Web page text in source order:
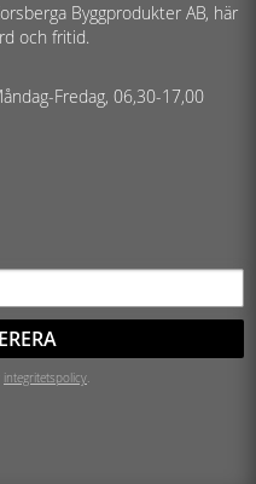
Byggprodukter AB, här
och fritid.
Fredag, 06,30-17,00
integritetspolicy.